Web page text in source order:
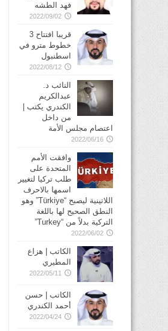
فهد الطشه
2022/09/02
قريبا افتتاح 3
خطوط مترو في
2022/08/12
النائب د.
عبدالكريم
الكندري يكتب |
من داخل
اعتصام مجلس الأمة
2022/06/16
وافقت الأمم
المتحدة على
طلب تركيا لتغيير
اسمها بالاحرف
اللاتينية ليصبح “Türkiye” وهو
النطق الصحيح لها باللغة
التركية بدلاً من “Turkey”
2022/06/02
الكاتب | هزاع
المطيري
2022/05/11
الكاتب | حسن
أحمد الكندري
2022/04/24